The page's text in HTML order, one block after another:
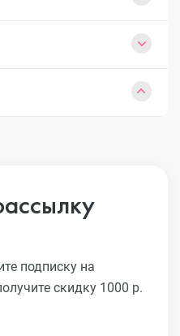
подписку на
скидку 1000 р.